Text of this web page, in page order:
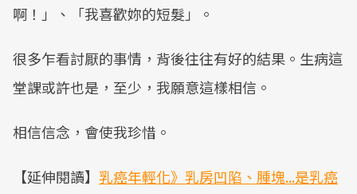
啊！」、「我喜歡妳的短髮」。
很多乍看討厭的事情，背後往往有好的結果。生病這
堂課或許也是，至少，我願意這樣相信。
相信信念，會使我珍惜。
【延伸閱讀】 乳癌年輕化》乳房凹陷、腫塊...是乳癌